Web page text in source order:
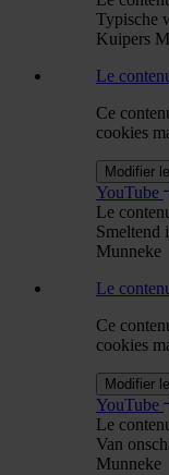
Typische
Kuipers
Le
Ce
cookies
Modifier
YouTube
Le
Smeltend
Munneke
Le
Ce
cookies
Modifier
YouTube
Le
Van
Munneke